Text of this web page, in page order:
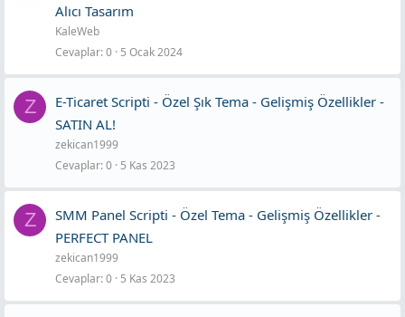
Alıcı Tasarım
KaleWeb
Cevaplar 0 5 Ocak 2024
Z
E-Ticaret Scripti - Özel Şık Tema - Gelişmiş Özellikler -
SATIN AL!
zekican1999
Cevaplar 0 5 Kas 2023
Z
SMM Panel Scripti - Özel Tema - Gelişmiş Özellikler -
PERFECT PANEL
zekican1999
Cevaplar 0 5 Kas 2023